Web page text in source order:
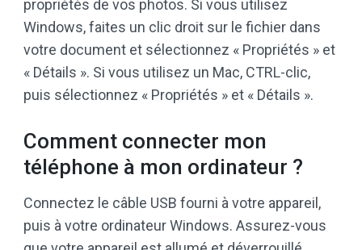
propriétés de vos photos. Si vous utilisez
Windows, faites un clic droit sur le fichier dans
votre document et sélectionnez « Propriétés » et
« Détails ». Si vous utilisez un Mac, CTRL-clic,
puis sélectionnez « Propriétés » et « Détails ».
Comment connecter mon
téléphone à mon ordinateur ?
Connectez le câble USB fourni à votre appareil,
puis à votre ordinateur Windows. Assurez-vous